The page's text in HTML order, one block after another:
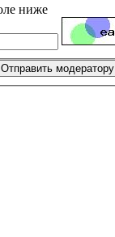
ниже
Отправить модератору